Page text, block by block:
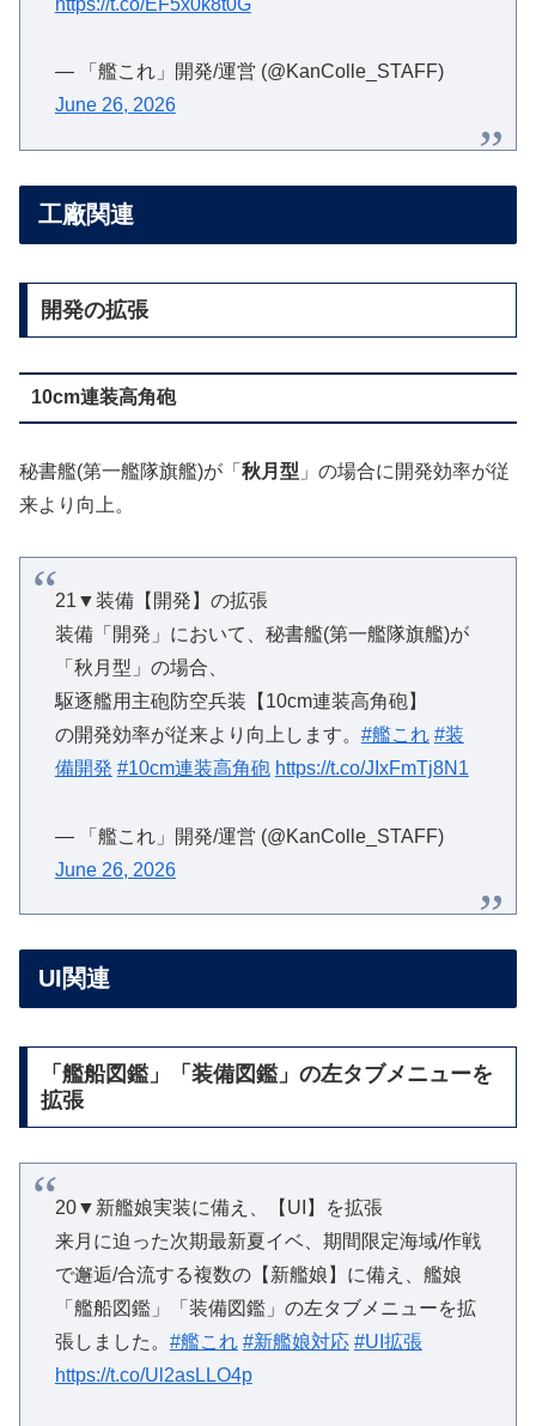
— 「艦これ」開発/運営 (@KanColle_STAFF)
June 26, 2026
工廠関連
開発の拡張
10cm連装高角砲
秘書艦(第一艦隊旗艦)が「 秋月型 」の場合に開発効率が従
来より向上。
21▼装備【開発】の拡張
装備「開発」において、秘書艦(第一艦隊旗艦)が
「秋月型」の場合、
駆逐艦用主砲防空兵装【10cm連装高角砲】
の開発効率が従来より向上します。 #艦これ #装
備開発 #10cm連装高角砲 https://t.co/JIxFmTj8N1
— 「艦これ」開発/運営 (@KanColle_STAFF)
June 26, 2026
UI関連
「艦船図鑑」「装備図鑑」の左タブメニューを
拡張
20▼新艦娘実装に備え、【UI】を拡張
来月に迫った次期最新夏イベ、期間限定海域/作戦
で邂逅/合流する複数の【新艦娘】に備え、艦娘
「艦船図鑑」「装備図鑑」の左タブメニューを拡
張しました。 #艦これ #新艦娘対応 #UI拡張
https://t.co/Ul2asLLO4p